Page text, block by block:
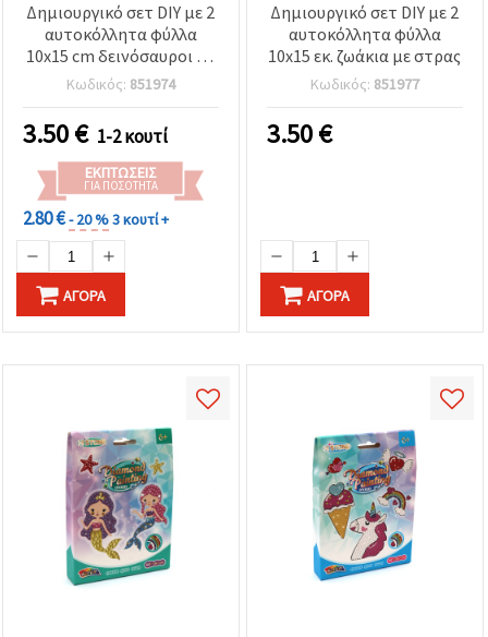
Δημιουργικό σετ DIY με 2
αυτοκόλλητα φύλλα
10x15 cm δεινόσαυροι με
στρας
Κωδικός: 851974
3.50€ 1-2 κουτί
ΕΚΠΤΏΣΕΙΣ
ΓΙΑ ΠΟΣΌΤΗΤΑ
2.80 €- 20 %3 κουτί +
ΑΓΟΡΆ
Δημιουργικό σετ DIY με 2
αυτοκόλλητα φύλλα
10x15 εκ. ζωάκια με στρας
Κωδικός: 851977
3.50€
ΑΓΟΡΆ